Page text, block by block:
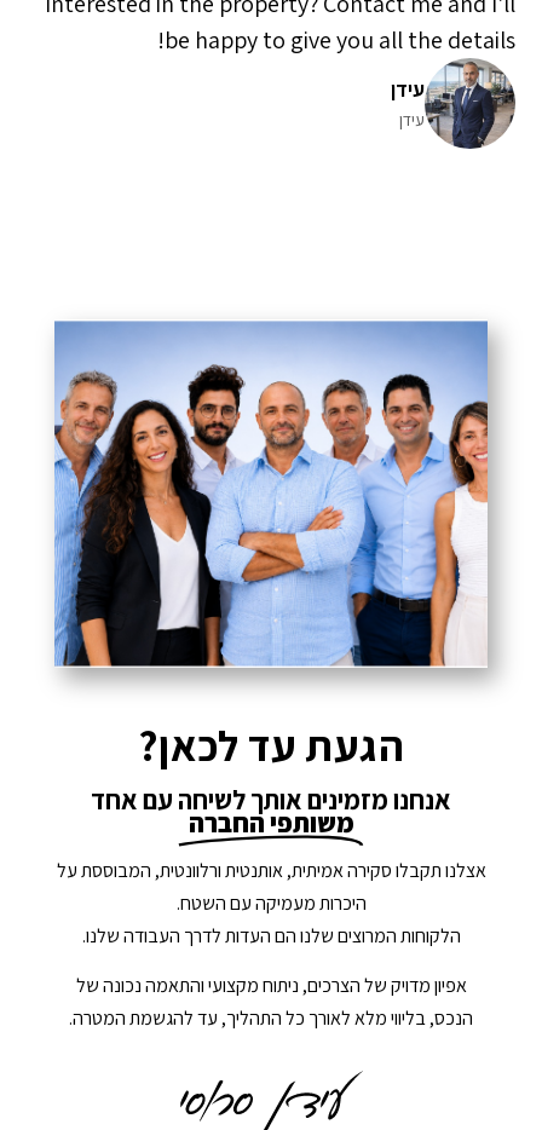
be happy to give you all the details!
עידן
עידן
הגעת עד לכאן?
אנחנו מזמינים אותך לשיחה עם אחד
משותפי החברה
אצלנו תקבלו סקירה אמיתית, אותנטית ורלוונטית, המבוססת על
היכרות מעמיקה עם השטח.
הלקוחות המרוצים שלנו הם העדות לדרך העבודה שלנו.
אפיון מדויק של הצרכים, ניתוח מקצועי והתאמה נכונה של
הנכס, בליווי מלא לאורך כל התהליך, עד להגשמת המטרה.